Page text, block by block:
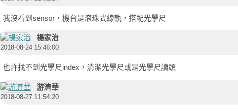
我沒看到sensor，機台是滾珠式線軌，搭配光學尺
楊家治
2018-08-24 15:46:00
也許找不到光學尺index，清潔光學尺或是光學尺讀頭
游濟華
2018-08-27 11:54:20